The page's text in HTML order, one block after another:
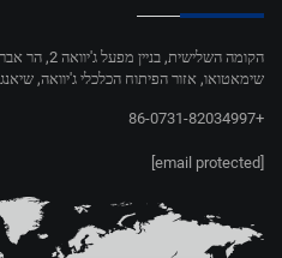
הקומה השלישית,
שימאטואו, אזור הפיתוח הכלכלי ג'יוואה,
+86-0731-82034997
[email protected]